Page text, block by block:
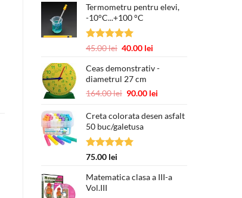
a
fost:
163.00 lei.
este:
Termometru pentru elevi,
-10°C...+100 °C
Evaluat la
45.00lei Prețul
a
fost:
45.00 lei.
40.00 lei
este:
Ceas demonstrativ -
diametrul 27 cm
164.00lei Prețul
a
fost:
164.00 lei.
90.00 lei
este:
Creta colorata desen asfalt
50 buc/galetusa
Evaluat la
75.00 lei
Matematica clasa a III-a
Vol.III